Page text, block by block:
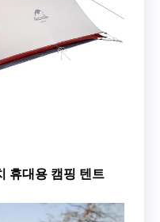
휴대용 캠핑 텐트